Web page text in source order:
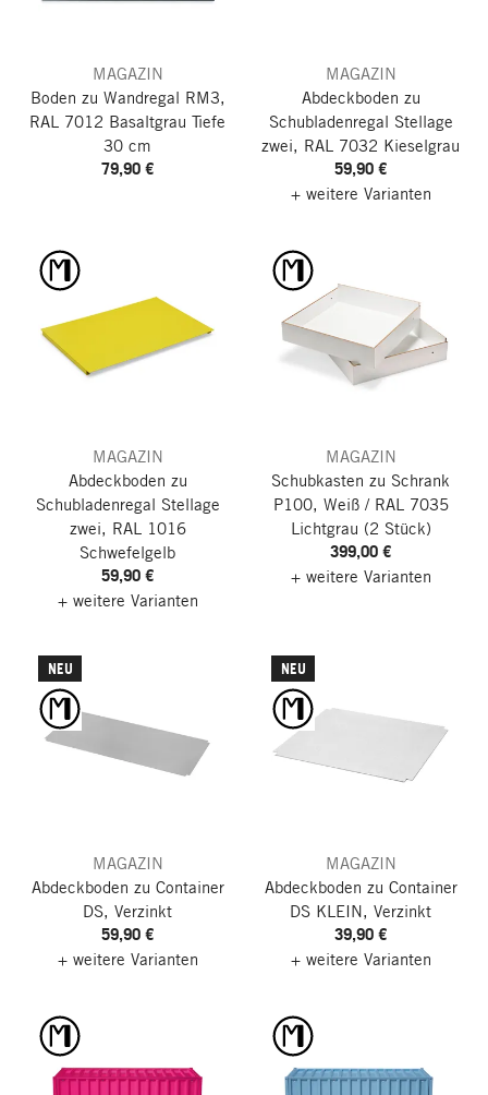
MAGAZIN
Boden zu Wandregal RM3,
RAL 7012 Basaltgrau Tiefe
30 cm
79,90 €
MAGAZIN
Abdeckboden zu
Schubladenregal Stellage
zwei, RAL 7032 Kieselgrau
59,90 €
+ weitere Varianten
MAGAZIN
Abdeckboden zu
Schubladenregal Stellage
zwei, RAL 1016
Schwefelgelb
59,90 €
+ weitere Varianten
MAGAZIN
Schubkasten zu Schrank
P100, Weiß / RAL 7035
Lichtgrau (2 Stück)
399,00 €
+ weitere Varianten
NEU
MAGAZIN
Abdeckboden zu Container
DS, Verzinkt
59,90 €
+ weitere Varianten
NEU
MAGAZIN
Abdeckboden zu Container
DS KLEIN, Verzinkt
39,90 €
+ weitere Varianten